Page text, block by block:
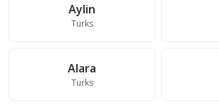
Aylin
Turks
Alara
Turks